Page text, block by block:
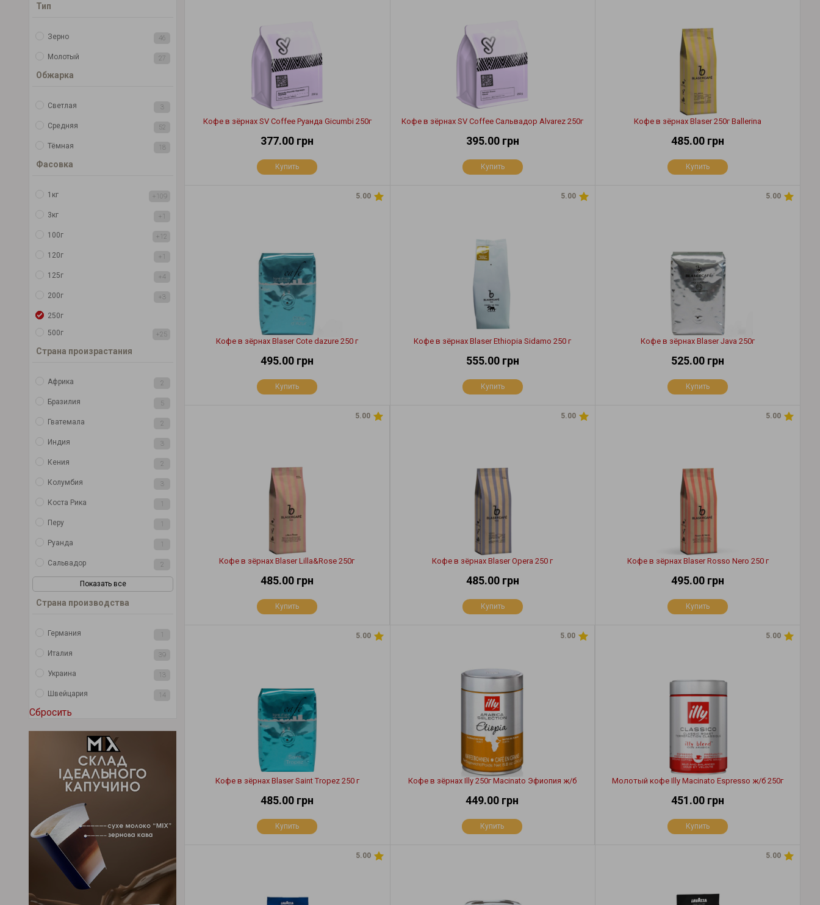
Тип
Зерно 46
Молотый 27
Обжарка
Светлая 3
Средняя 52
Тёмная 18
Фасовка
1кг +109
3кг +1
100г +12
120г +1
125г +4
200г +3
250г
500г
+25
Страна произрастания
Африка 2
Бразилия 5
Гватемала 2
Индия 3
Кения 2
Колумбия 3
Коста Рика 1
Перу 1
Руанда 1
Сальвадор 2
Показать все
Страна производства
Германия 1
Италия 39
Украина 13
Швейцария 14
Сбросить
Кофе в зёрнах SV Coffee Руанда Gicumbi 250г
377.00 грн
Купить
Кофе в зёрнах SV Coffee Сальвадор Alvarez 250г
395.00 грн
Купить
Кофе в зёрнах Blaser 250г Ballerina
485.00 грн
Купить
5.00
Кофе в зёрнах Blaser Cote dazure 250 г
495.00 грн
Купить
5.00
Кофе в зёрнах Blaser Ethiopia Sidamo 250 г
555.00 грн
Купить
5.00
Кофе в зёрнах Blaser Java 250г
525.00 грн
Купить
5.00
Кофе в зёрнах Blaser Lilla&Rose 250г
485.00 грн
Купить
5.00
Кофе в зёрнах Blaser Opera 250 г
485.00 грн
Купить
5.00
Кофе в зёрнах Blaser Rosso Nero 250 г
495.00 грн
Купить
5.00
Кофе в зёрнах Blaser Saint Tropez 250 г
485.00 грн
Купить
5.00
Кофе в зёрнах Illy 250г Macinato Эфиопия ж/б
449.00 грн
Купить
5.00
Молотый кофе Illy Macinato Espresso ж/б 250г
451.00 грн
Купить
5.00 5.00